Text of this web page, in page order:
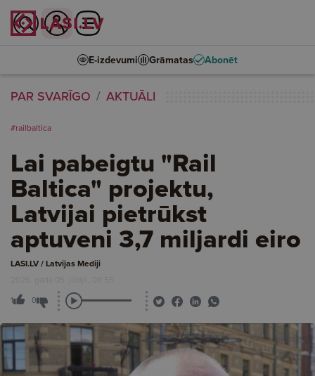
E-izdevumi Grāmatas Abonēt
PAR SVARĪGO AKTUĀLI
#railbaltica
Lai pabeigtu "Rail
Baltica" projektu,
Latvijai pietrūkst
aptuveni 3,7 miljardi eiro
LASI.LV / Latvijas Mediji
2026. gada 05. jūnijs, 08:55
1 0